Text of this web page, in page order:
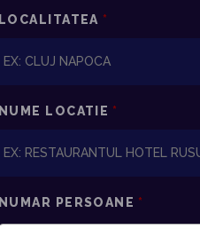
LOCALITATEA *
NUME LOCATIE *
NUMAR PERSOANE *